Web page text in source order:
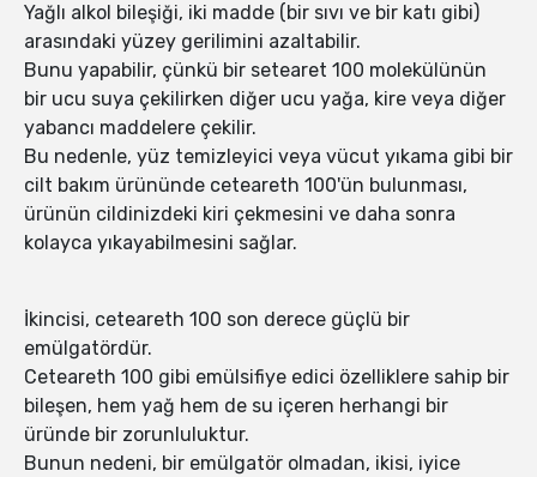
Yağlı alkol bileşiği, iki madde (bir sıvı ve bir katı gibi)
arasındaki yüzey gerilimini azaltabilir.
Bunu yapabilir, çünkü bir setearet 100 molekülünün
bir ucu suya çekilirken diğer ucu yağa, kire veya diğer
yabancı maddelere çekilir.
Bu nedenle, yüz temizleyici veya vücut yıkama gibi bir
cilt bakım ürününde ceteareth 100'ün bulunması,
ürünün cildinizdeki kiri çekmesini ve daha sonra
kolayca yıkayabilmesini sağlar.
İkincisi, ceteareth 100 son derece güçlü bir
emülgatördür.
Ceteareth 100 gibi emülsifiye edici özelliklere sahip bir
bileşen, hem yağ hem de su içeren herhangi bir
üründe bir zorunluluktur.
Bunun nedeni, bir emülgatör olmadan, ikisi, iyice